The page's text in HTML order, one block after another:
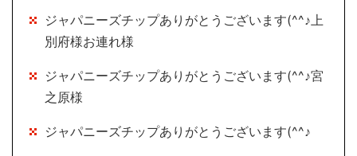
ジャパニーズチップありがとうございます(^^♪上
別府様お連れ様
ジャパニーズチップありがとうございます(^^♪宮
之原様
ジャパニーズチップありがとうございます(^^♪